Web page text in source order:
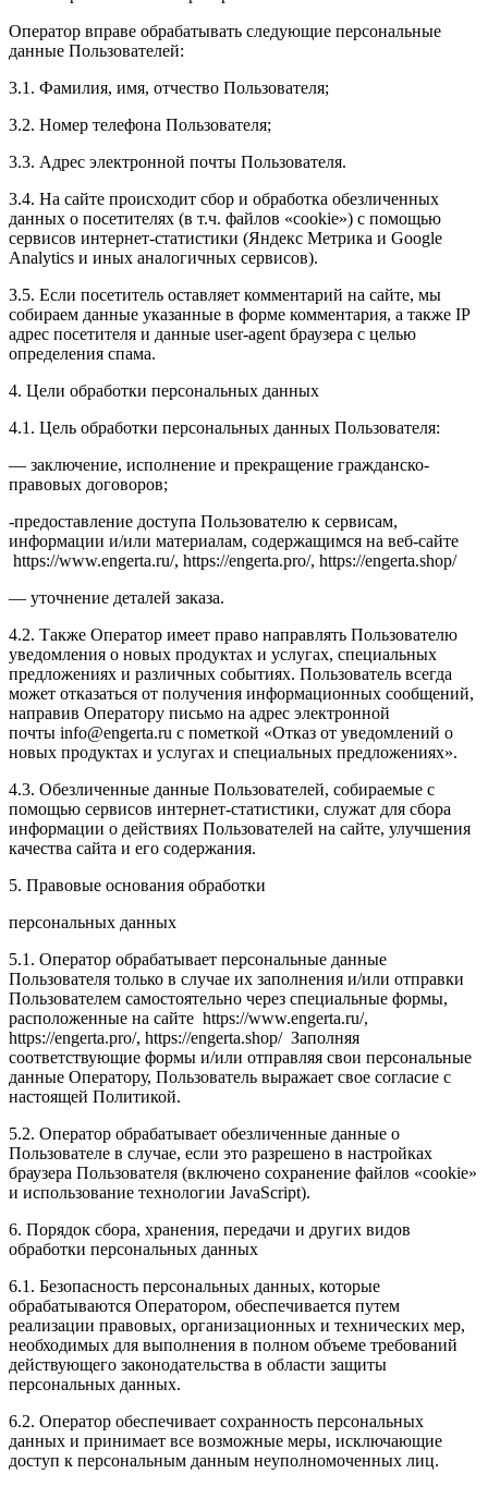
Оператор вправе обрабатывать следующие персональные
данные Пользователей:
3.1. Фамилия, имя, отчество Пользователя;
3.2. Номер телефона Пользователя;
3.3. Адрес электронной почты Пользователя.
3.4. На сайте происходит сбор и обработка обезличенных
данных о посетителях (в т.ч. файлов «cookie») с помощью
сервисов интернет-статистики (Яндекс Метрика и Google
Analytics и иных аналогичных сервисов).
3.5. Если посетитель оставляет комментарий на сайте, мы
собираем данные указанные в форме комментария, а также IP
адрес посетителя и данные user-agent браузера с целью
определения спама.
4. Цели обработки персональных данных
4.1. Цель обработки персональных данных Пользователя:
— заключение, исполнение и прекращение гражданско-
правовых договоров;
-предоставление доступа Пользователю к сервисам,
информации и/или материалам, содержащимся на веб-сайте
https://www.engerta.ru/, https://engerta.pro/, https://engerta.shop/
— уточнение деталей заказа.
4.2. Также Оператор имеет право направлять Пользователю
уведомления о новых продуктах и услугах, специальных
предложениях и различных событиях. Пользователь всегда
может отказаться от получения информационных сообщений,
направив Оператору письмо на адрес электронной
почты info@engerta.ru с пометкой «Отказ от уведомлений о
новых продуктах и услугах и специальных предложениях».
4.3. Обезличенные данные Пользователей, собираемые с
помощью сервисов интернет-статистики, служат для сбора
информации о действиях Пользователей на сайте, улучшения
качества сайта и его содержания.
5. Правовые основания обработки
персональных данных
5.1. Оператор обрабатывает персональные данные
Пользователя только в случае их заполнения и/или отправки
Пользователем самостоятельно через специальные формы,
расположенные на сайте https://www.engerta.ru/,
https://engerta.pro/, https://engerta.shop/Заполняя
соответствующие формы и/или отправляя свои персональные
данные Оператору, Пользователь выражает свое согласие с
настоящей Политикой.
5.2. Оператор обрабатывает обезличенные данные о
Пользователе в случае, если это разрешено в настройках
браузера Пользователя (включено сохранение файлов «cookie»
и использование технологии JavaScript).
6. Порядок сбора, хранения, передачи и других видов
обработки персональных данных
6.1. Безопасность персональных данных, которые
обрабатываются Оператором, обеспечивается путем
реализации правовых, организационных и технических мер,
необходимых для выполнения в полном объеме требований
действующего законодательства в области защиты
персональных данных.
6.2. Оператор обеспечивает сохранность персональных
данных и принимает все возможные меры, исключающие
доступ к персональным данным неуполномоченных лиц.